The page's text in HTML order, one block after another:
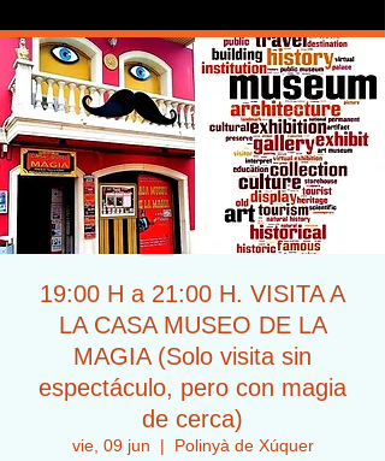
19:00 H a 21:00 H. VISITA A
LA CASA MUSEO DE LA
MAGIA (Solo visita sin
espectáculo, pero con magia
de cerca)
vie, 09 jun
  |
Polinyà de Xúquer